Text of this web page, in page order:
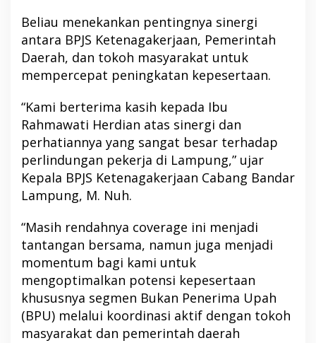
Beliau menekankan pentingnya sinergi
antara BPJS Ketenagakerjaan, Pemerintah
Daerah, dan tokoh masyarakat untuk
mempercepat peningkatan kepesertaan.
“Kami berterima kasih kepada Ibu
Rahmawati Herdian atas sinergi dan
perhatiannya yang sangat besar terhadap
perlindungan pekerja di Lampung,” ujar
Kepala BPJS Ketenagakerjaan Cabang Bandar
Lampung, M. Nuh.
“Masih rendahnya coverage ini menjadi
tantangan bersama, namun juga menjadi
momentum bagi kami untuk
mengoptimalkan potensi kepesertaan
khususnya segmen Bukan Penerima Upah
(BPU) melalui koordinasi aktif dengan tokoh
masyarakat dan pemerintah daerah